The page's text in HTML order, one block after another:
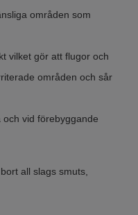
områden som
vilket gör att flugor och
områden och sår
vid förebyggande
all slags smuts,